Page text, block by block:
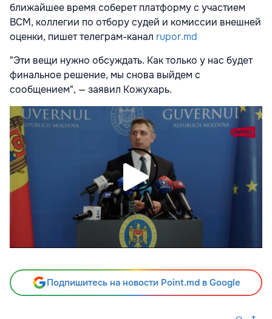
ближайшее время соберет платформу с участием
ВСМ, коллегии по отбору судей и комиссии внешней
оценки, пишет телеграм-канал rupor.md
"Эти вещи нужно обсуждать. Как только у нас будет
финальное решение, мы снова выйдем с
сообщением", — заявил Кожухарь.
Подпишитесь на новости Point.md в Google